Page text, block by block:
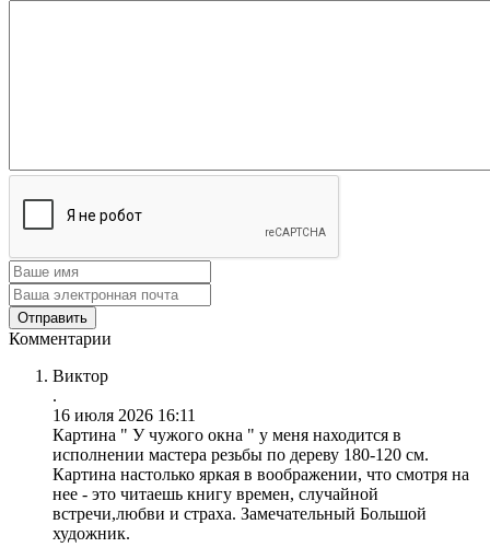
Комментарии
Виктор
.
16 июля 2026 16:11
Картина " У чужого окна " у меня находится в
исполнении мастера резьбы по дереву 180-120 см.
Картина настолько яркая в воображении, что смотря на
нее - это читаешь книгу времен, случайной
встречи,любви и страха. Замечательный Большой
художник.